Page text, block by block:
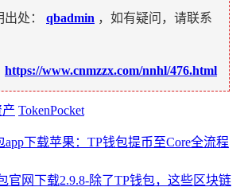
处： qbadmin ，如有疑问，请联系
https://www.cnmzzx.com/nnhl/476.html
TokenPocket
app下载苹果：TP钱包提币至Core全流程
官网下载2.9.8-除了TP钱包，这些区块链